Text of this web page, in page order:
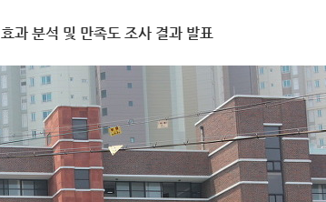
효과 분석 및 만족도 조사 결과 발표